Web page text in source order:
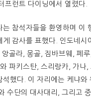
프런트 다이닝에서 열렸다.
는 참석자들을 환영하며 이
게 감사를 표했다. 인도네시
앙골라, 몽골, 짐바브웨, 페
파키스탄, 스리랑카, 가나,
석했다. 이 자리에는 케냐와
수단의 대사대리, 그리고